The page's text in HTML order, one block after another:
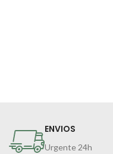
ENVIOS
Urgente 24h